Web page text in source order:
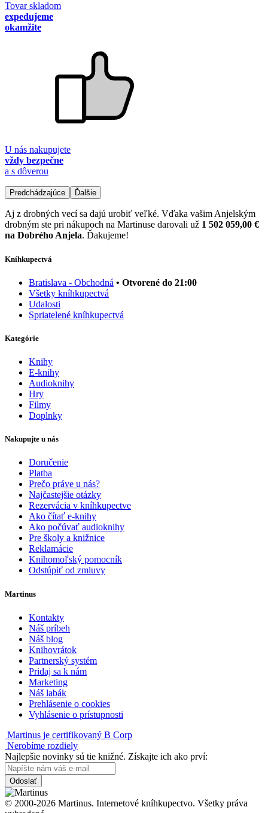
Tovar skladom
expedujeme
okamžite
U nás nakupujete
vždy bezpečne
a s dôverou
Predchádzajúce Ďalšie
Aj z drobných vecí sa dajú urobiť veľké. Vďaka vašim Anjelským
drobným ste pri nákupoch na Martinuse darovali už 1 502 059,00 €
na Dobrého Anjela. Ďakujeme!
Kníhkupectvá
Bratislava - Obchodná • Otvorené do 21:00
Všetky kníhkupectvá
Udalosti
Spriatelené kníhkupectvá
Kategórie
Knihy
E-knihy
Audioknihy
Hry
Filmy
Doplnky
Nakupujte u nás
Doručenie
Platba
Prečo práve u nás?
Najčastejšie otázky
Rezervácia v kníhkupectve
Ako čítať e-knihy
Ako počúvať audioknihy
Pre školy a knižnice
Reklamácie
Knihomoľský pomocník
Odstúpiť od zmluvy
Martinus
Kontakty
Náš príbeh
Náš blog
Knihovrátok
Partnerský systém
Pridaj sa k nám
Marketing
Náš labák
Prehlásenie o cookies
Vyhlásenie o prístupnosti
Martinus je certifikovaný B Corp
Nerobíme rozdiely
Najlepšie novinky sú tie knižné. Získajte ich ako prví:
Odoslať
© 2000-2026 Martinus. Internetové kníhkupectvo. Všetky práva